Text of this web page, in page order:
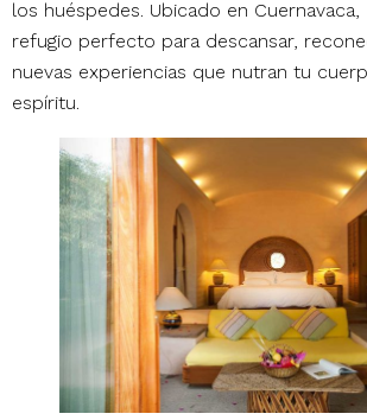
los huéspedes. Ubicado en
refugio perfecto para descansar,
nuevas experiencias que nutran tu
espíritu.